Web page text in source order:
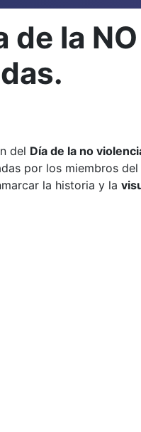
de la
del Día de la no
por los miembros
la historia y la
en Camerún